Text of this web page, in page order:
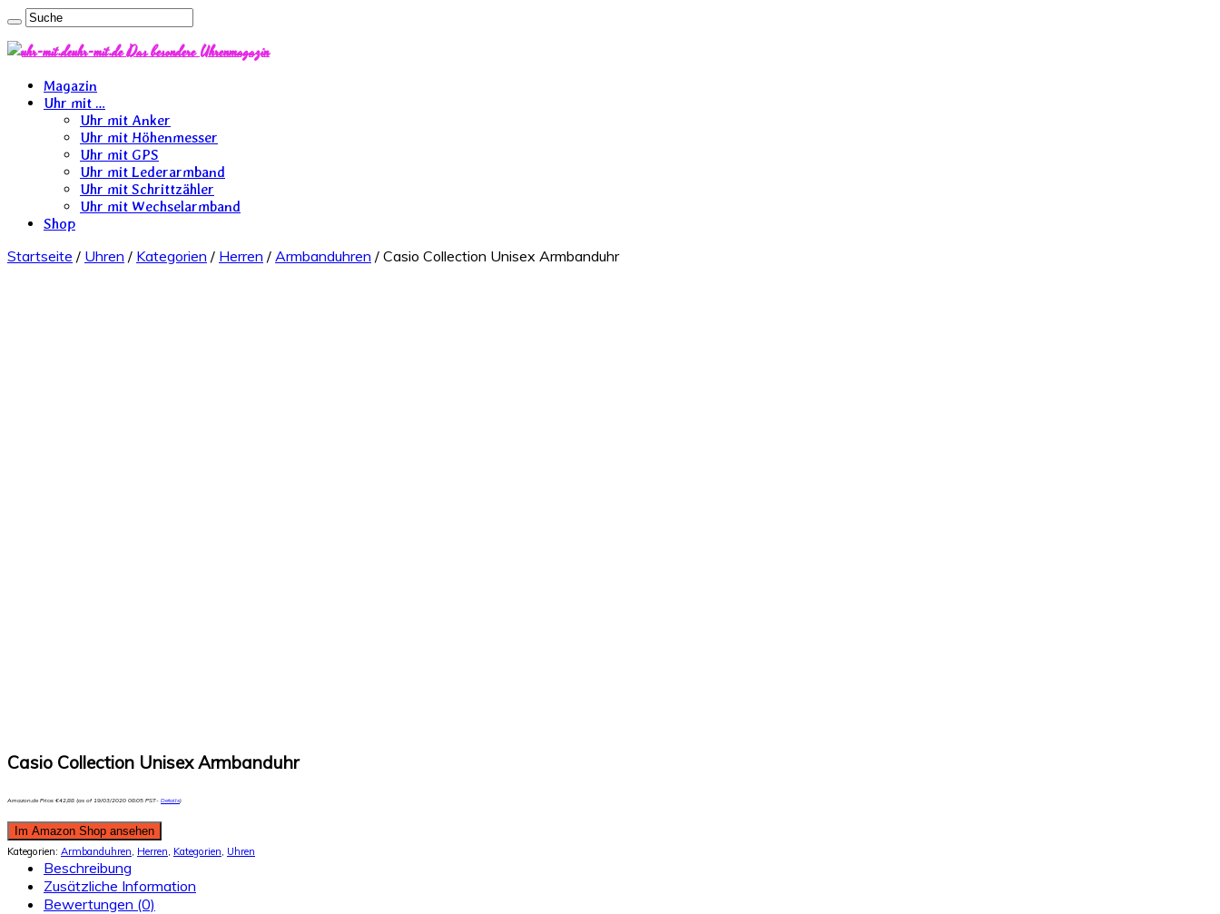
uhr-mit.de Das besondere Uhrenmagazin
Magazin
Uhr mit …
Uhr mit Anker
Uhr mit Höhenmesser
Uhr mit GPS
Uhr mit Lederarmband
Uhr mit Schrittzähler
Uhr mit Wechselarmband
Shop
Startseite / Uhren / Kategorien / Herren / Armbanduhren / Casio Collection Unisex Armbanduhr
Casio Collection Unisex Armbanduhr
Amazon.de Price:€42,88 (as of 19/03/2020 08:05 PST- Details)
Im Amazon Shop ansehen
Kategorien: Armbanduhren, Herren, Kategorien, Uhren
Beschreibung
Zusätzliche Information
Bewertungen (0)